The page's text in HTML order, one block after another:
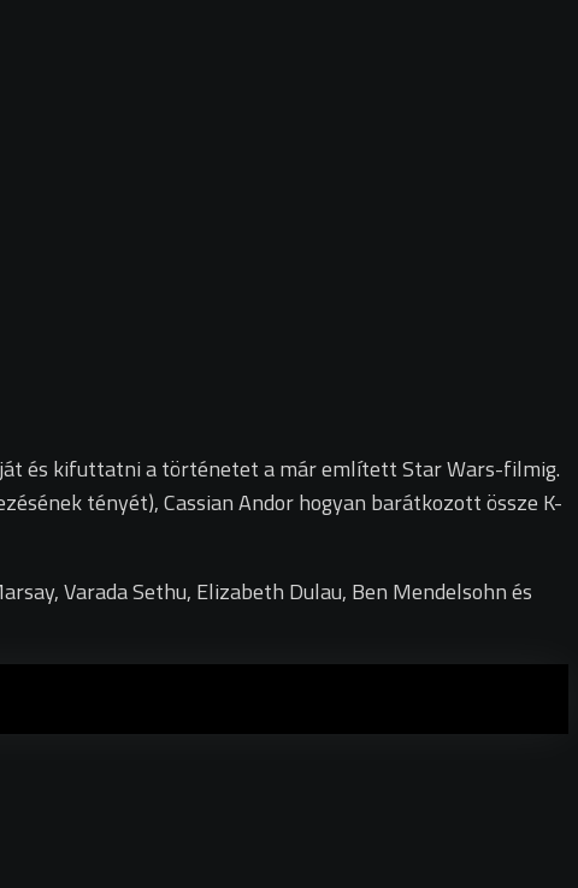
és kifuttatni a történetet a már említett Star Wars-filmig.
tényét), Cassian Andor hogyan barátkozott össze K-
Varada Sethu, Elizabeth Dulau, Ben Mendelsohn és